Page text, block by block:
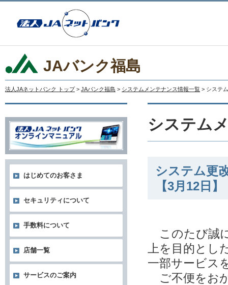
JAバンク福島
法人JAネットバンク トップ > JAバンク福島 > システムメンテナンス情報一覧 > システ
システム
システム更
【3月12日】
このたび誠
上を目的とし
一部サービス
ご不便をお
はじめてのお客さま
セキュリティについて
手数料について
店舗一覧
サービスのご案内